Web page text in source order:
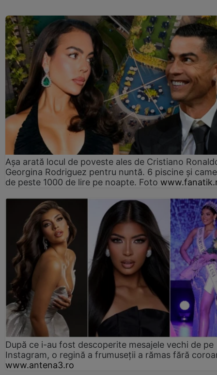
Așa arată locul de poveste ales de Cristiano
Georgina Rodriguez pentru nuntă. 6 piscine și
de peste 1000 de lire pe noapte. Foto
După ce i-au fost descoperite mesajele vechi de pe
Instagram, o regină a frumuseții a rămas fără
www.antena3.ro